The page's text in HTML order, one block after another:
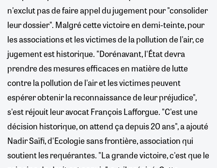
n'exclut pas de faire appel du jugement pour "consolider
leur dossier". Malgré cette victoire en demi-teinte, pour
les associations et les victimes de la pollution de l'air, ce
jugement est historique. "Dorénavant, l'État devra
prendre des mesures efficaces en matière de lutte
contre la pollution de l'air et les victimes peuvent
espérer obtenir la reconnaissance de leur préjudice",
s'est réjouit leur avocat François Lafforgue. "C'est une
décision historique, on attend ça depuis 20 ans", a ajouté
Nadir Saïfi, d'Ecologie sans frontière, association qui
soutient les requérantes. "La grande victoire, c'est que le